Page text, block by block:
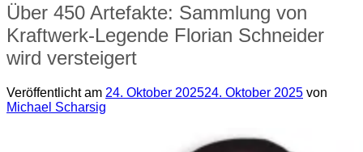
Über 450 Artefakte: Sammlung von
Kraftwerk-Legende Florian Schneider
wird versteigert
Veröffentlicht am 24. Oktober 202524. Oktober 2025 von
Michael Scharsig